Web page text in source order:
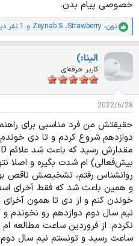
خصوصی پیام بدن.
ا
م
ت
ز
ت
:
نون، Strawberry، Zeynab.S و 1 نفر دیگر
الینا:)
کاربر حرفه‌ای
2022/6/28
حقیقتش من فرد مناسبی برای
دوازدهم شروع کردم و تا دی
بیش‌فعالی) ام شدت بگیره و اصلا
روانشناس رفتم، تشخیصش ناقص
و همین باعث شد که فقط آخرای
خوندن کنم و از دی تا همون
نیم سال دوم دوازدهم رو
ساعت رسید و تونستم نیم سال